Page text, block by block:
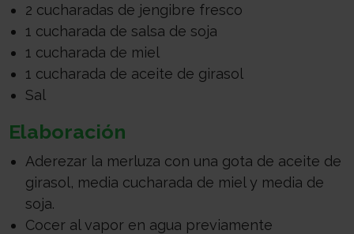
2 cucharadas de jengibre fresco
1 cucharada de salsa de soja
1 cucharada de miel
1 cucharada de aceite de girasol
Sal
Elaboración
Aderezar la merluza con una gota de aceite de
girasol, media cucharada de miel y media de
soja.
Cocer al vapor en agua previamente